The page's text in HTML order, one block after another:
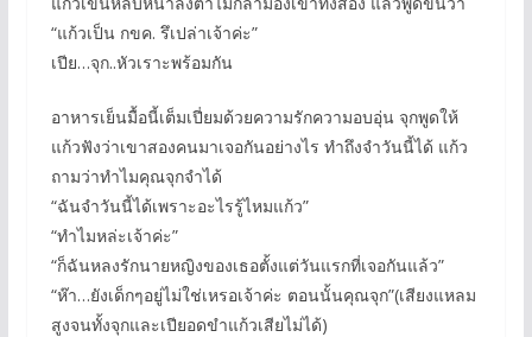
“แก้วเป็น กขค. รึเปล่าเจ้าค่ะ”
เปีย…จุก..หัวเราะพร้อมกัน
อาหารเย็นมื้อนี้เต็มเปี่ยมด้วยความรักความอบอุ่น จุกพูดให้
แก้วฟังว่าเขาสองคนมาเจอกันอย่างไร ทำถึงจำวันนี้ได้ แก้ว
ถามว่าทำไมคุณจุกจำได้
“ฉันจำวันนี้ได้เพราะอะไรรู้ไหมแก้ว”
“ทำไมหล่ะเจ้าค่ะ”
“ก็ฉันหลงรักนายหญิงของเธอตั้งแต่วันแรกที่เจอกันแล้ว”
“ห๊า…ยังเด็กๆอยู่ไม่ใช่เหรอเจ้าค่ะ ตอนนั้นคุณจุก”(เสียงแหลม
สูงจนทั้งจุกและเปียอดขำแก้วเสียไม่ได้)